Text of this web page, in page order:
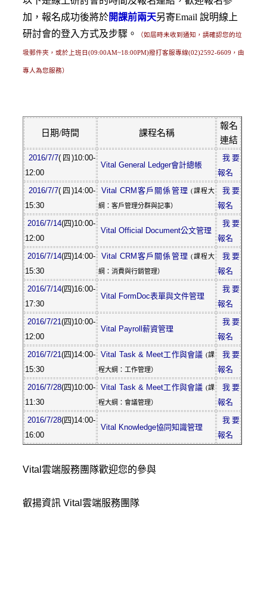
加，報名成功後將於開課前兩天另寄Email 說明線上
研討會的登入方式及步驟。
（如屆時未收到通知，請確認您的垃
圾郵件夾，或於上班日(09:00AM~18:00PM)撥打客服專線(02)2592-6609，由
專人為您服務）
日期/時間 課程名稱
報名
連結
2016/7/7(四)10:00-
12:00
Vital General Ledger會計總帳
我要
報名
2016/7/7(四)14:00-
15:30
Vital CRM客戶關係管理 (課程大
綱：客戶管理分群與記事）
我要
報名
2016/7/14(四)10:00-
12:00
Vital Official Document公文管理
我要
報名
2016/7/14(四)14:00-
15:30
Vital CRM客戶關係管理 (課程大
綱：消費與行銷管理）
我要
報名
2016/7/14(四)16:00-
17:30
Vital FormDoc表單與文件管理
我要
報名
2016/7/21 (四)10:00-
12:00
Vital Payroll薪資管理
我要
報名
2016/7/21 (四)14:00-
15:30
Vital Task & Meet工作與會議 (課
程大綱：工作管理）
我要
報名
2016/7/28(四)10:00-
11:30
Vital Task & Meet工作與會議 (課
程大綱：會議管理）
我要
報名
2016/7/28(四)14:00-
16:00
Vital Knowledge協同知識管理
我要
報名
Vital雲端服務團隊歡迎您的參與
叡揚資訊 Vital雲端服務團隊